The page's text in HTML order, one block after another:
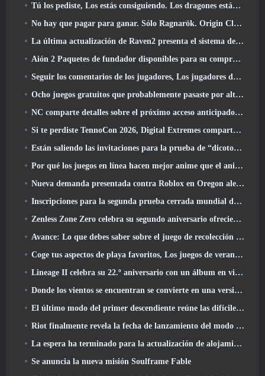
Tú los pediste, Los estás consiguiendo. Los dragones están llegando a Albion Online
No hay que pagar para ganar. Sólo Ragnarök. Origin Classic se lanza en julio 23
La última actualización de Raven2 presenta el sistema de despertar de habilidades, Brindar a los jugadores más formas de mejorar sus habilidades
Aión 2 Paquetes de fundador disponibles para su compra, Completo con cinco días de acceso anticipado
Seguir los comentarios de los jugadores, Los jugadores de League Of Legends Classic no tendrán que pagar por máscaras clásicas
Ocho juegos gratuitos que probablemente pasaste por alto y que forman parte del Train Fest de Steam
NC comparte detalles sobre el próximo acceso anticipado de Aion 2
Si te perdiste TennoCon 2026, Digital Extremes comparte todos los paneles
Están saliendo las invitaciones para la prueba de “dicotomía” de Silver Palace
Por qué los juegos en línea hacen mejor anime que el anime hace juegos
Nueva demanda presentada contra Roblox en Oregon alegando un incidente de preparación infantil
Inscripciones para la segunda prueba cerrada mundial de Global MapleStory Classic
Zenless Zone Zero celebra su segundo aniversario ofreciendo a los jugadores la posibilidad de elegir un agente de rango S gratuito
Avance: Lo que debes saber sobre el juego de recolección de criaturas de HoYoverse, Honkai: Alma de enlace
Coge tus aspectos de playa favoritos, Los juegos de verano han regresado a Overwatch
Lineage II celebra su 22.º aniversario con un álbum en vinilo de edición coleccionista
Donde los vientos se encuentran se convierte en una versión “Eastern Steampunk” 2.0
El último modo del primer descendiente reúne las difíciles batallas de intercepción del vacío y las profundidades
Riot finalmente revela la fecha de lanzamiento del modo clásico de League Of Legends
La espera ha terminado para la actualización de alojamiento para grandes jugadores de RuneScape
Se anuncia la nueva misión Soulframe Fable